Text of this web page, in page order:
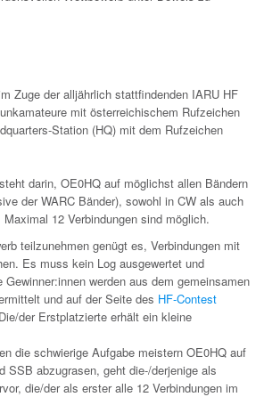
Zuge der alljährlich stattfindenden IARU HF
mit österreichischem Rufzeichen
Station (HQ) mit dem Rufzeichen
darin, OE0HQ auf möglichst allen Bändern
der WARC Bänder), sowohl in CW als auch
12 Verbindungen sind möglich.
teilzunehmen genügt es, Verbindungen mit
Es muss kein Log ausgewertet und
Gewinner:innen werden aus dem gemeinsamen
und auf der Seite des HF-Contest
der Erstplatzierte erhält ein kleine
die schwierige Aufgabe meistern OE0HQ auf
SSB abzugrasen, geht die-/derjenige als
die/der als erster alle 12 Verbindungen im